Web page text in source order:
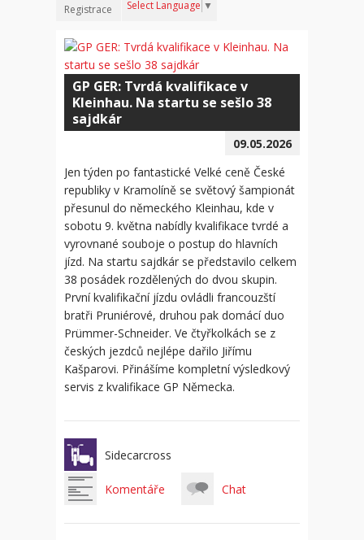
Registrace
Select Language ▼
GP GER: Tvrdá kvalifikace v
Kleinhau. Na startu se sešlo 38
sajdkár
09.05.2026
Jen týden po fantastické Velké ceně České
republiky v Kramolíně se světový šampionát
přesunul do německého Kleinhau, kde v
sobotu 9. května nabídly kvalifikace tvrdé a
vyrovnané souboje o postup do hlavních
jízd. Na startu sajdkár se představilo celkem
38 posádek rozdělených do dvou skupin.
První kvalifikační jízdu ovládli francouzští
bratři Pruniérové, druhou pak domácí duo
Prümmer-Schneider. Ve čtyřkolkách se z
českých jezdců nejlépe dařilo Jiřímu
Kašparovi. Přinášíme kompletní výsledkový
servis z kvalifikace GP Německa.
Sidecarcross
Komentáře Chat